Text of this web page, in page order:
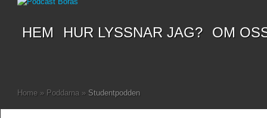
HEM HUR LYSSNAR JAG? OM
Home » Poddarna » Studentpodden